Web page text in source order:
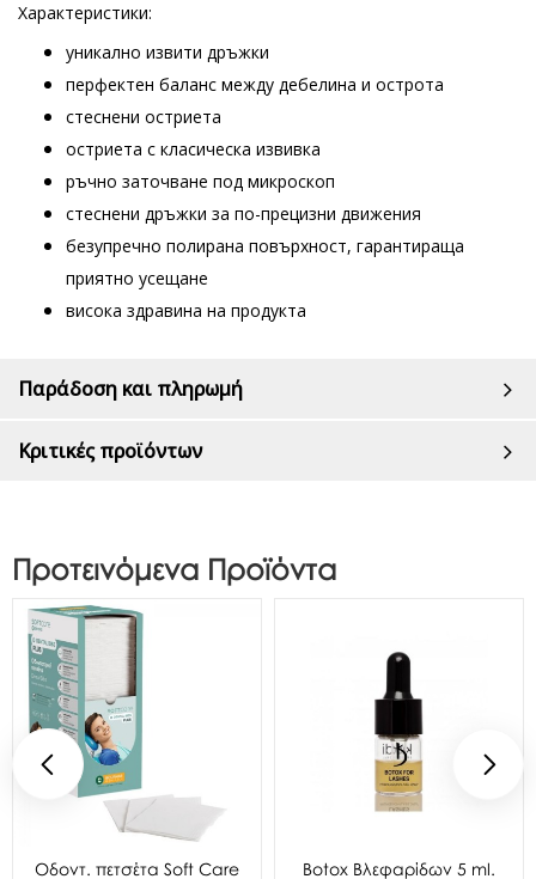
Характеристики:
уникално извити дръжки
перфектен баланс между дебелина и острота
стеснени остриета
остриета с класическа извивка
ръчно заточване под микроскоп
стеснени дръжки за по-прецизни движения
безупречно полирана повърхност, гарантираща
приятно усещане
висока здравина на продукта
Παράδοση και πληρωμή
Κριτικές προϊόντων
Προτεινόμενα Προϊόντα
Oδοντ. πετσέτα Soft Care Botox Βλεφαρίδων 5 ml.